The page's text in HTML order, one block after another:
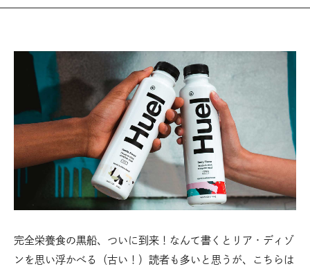
完全栄養食の黒船、ついに到来！なんて書くとリア・ディゾ
ンを思い浮かべる（古い！）読者も多いと思うが、こちらは